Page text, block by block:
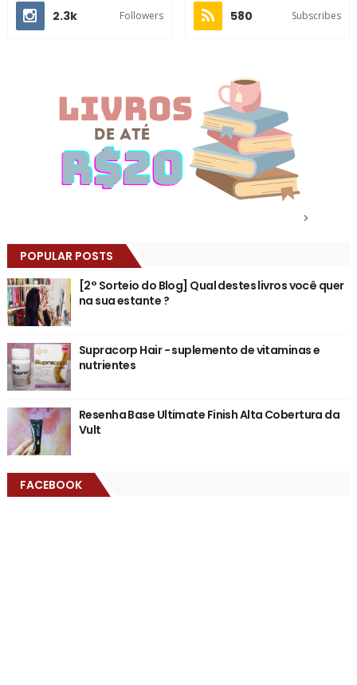
2.3k Followers 580 Subscribes
>
POPULAR POSTS
[2° Sorteio do Blog] Qual destes livros você quer
na sua estante ?
Supracorp Hair - suplemento de vitaminas e
nutrientes
Resenha Base Ultimate Finish Alta Cobertura da
Vult
FACEBOOK